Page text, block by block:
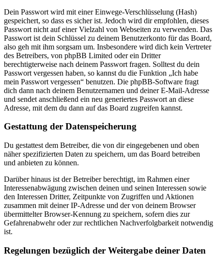
Dein Passwort wird mit einer Einwege-Verschlüsselung (Hash)
gespeichert, so dass es sicher ist. Jedoch wird dir empfohlen, dieses
Passwort nicht auf einer Vielzahl von Webseiten zu verwenden. Das
Passwort ist dein Schlüssel zu deinem Benutzerkonto für das Board,
also geh mit ihm sorgsam um. Insbesondere wird dich kein Vertreter
des Betreibers, von phpBB Limited oder ein Dritter
berechtigterweise nach deinem Passwort fragen. Solltest du dein
Passwort vergessen haben, so kannst du die Funktion „Ich habe
mein Passwort vergessen“ benutzen. Die phpBB-Software fragt
dich dann nach deinem Benutzernamen und deiner E-Mail-Adresse
und sendet anschließend ein neu generiertes Passwort an diese
Adresse, mit dem du dann auf das Board zugreifen kannst.
Gestattung der Datenspeicherung
Du gestattest dem Betreiber, die von dir eingegebenen und oben
näher spezifizierten Daten zu speichern, um das Board betreiben
und anbieten zu können.
Darüber hinaus ist der Betreiber berechtigt, im Rahmen einer
Interessenabwägung zwischen deinen und seinen Interessen sowie
den Interessen Dritter, Zeitpunkte von Zugriffen und Aktionen
zusammen mit deiner IP-Adresse und der von deinem Browser
übermittelter Browser-Kennung zu speichern, sofern dies zur
Gefahrenabwehr oder zur rechtlichen Nachverfolgbarkeit notwendig
ist.
Regelungen bezüglich der Weitergabe deiner Daten